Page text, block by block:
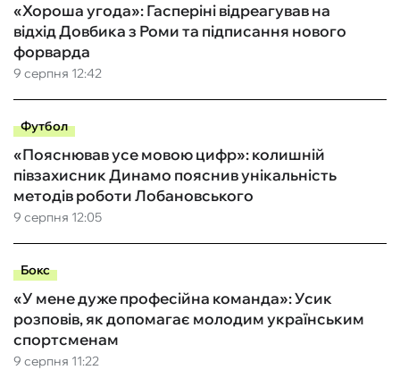
9 серпня 12:42
«Хороша угода»: Гасперіні відреагував на
відхід Довбика з Роми та підписання нового
форварда
Футбол
9 серпня 12:05
«Пояснював усе мовою цифр»: колишній
півзахисник Динамо пояснив унікальність
методів роботи Лобановського
Бокс
9 серпня 11:22
«У мене дуже професійна команда»: Усик
розповів, як допомагає молодим українським
спортсменам